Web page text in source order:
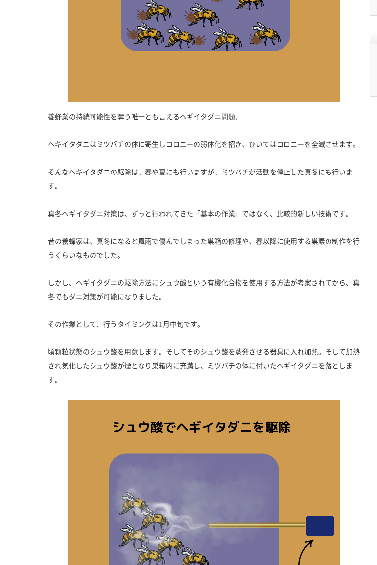
養蜂業の持続可能性を奪う唯一とも言えるヘギイタダニ問題。
ヘギイタダニはミツバチの体に寄生しコロニーの弱体化を招き、ひいてはコロニーを全滅させます。
そんなヘギイタダニの駆除は、春や夏にも行いますが、ミツバチが活動を停止した真冬にも行いま
す。
真冬ヘギイタダニ対策は、ずっと行われてきた「基本の作業」ではなく、比較的新しい技術です。
昔の養蜂家は、真冬になると風雨で傷んでしまった巣箱の修理や、春以降に使用する巣素の制作を行
うくらいなものでした。
しかし、ヘギイタダニの駆除方法にシュウ酸という有機化合物を使用する方法が考案されてから、真
冬でもダニ対策が可能になりました。
その作業として、行うタイミングは1月中旬です。
頃顆粒状態のシュウ酸を用意します。そしてそのシュウ酸を蒸発させる器具に入れ加熱。そして加熱
され気化したシュウ酸が煙となり巣箱内に充満し、ミツバチの体に付いたヘギイタダニを落としま
す。